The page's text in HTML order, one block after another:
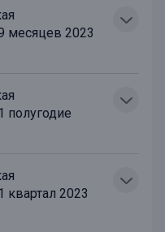
месяцев 2023
полугодие
квартал 2023